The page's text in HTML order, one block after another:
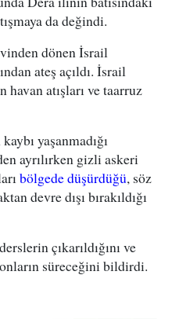
da değindi.
dönen İsrail
ateş açıldı. İsrail
atışları ve taarruz
yaşanmadığı
ayrılırken gizli askeri
bölgede düşürdüğü, söz
devre dışı bırakıldığı
çıkarıldığını ve
süreceğini bildirdi.